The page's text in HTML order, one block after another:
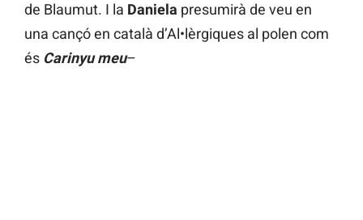
de Blaumut. I la Daniela presumirà de veu en
una cançó en català d’Al•lèrgiques al polen com
és Carinyu meu–